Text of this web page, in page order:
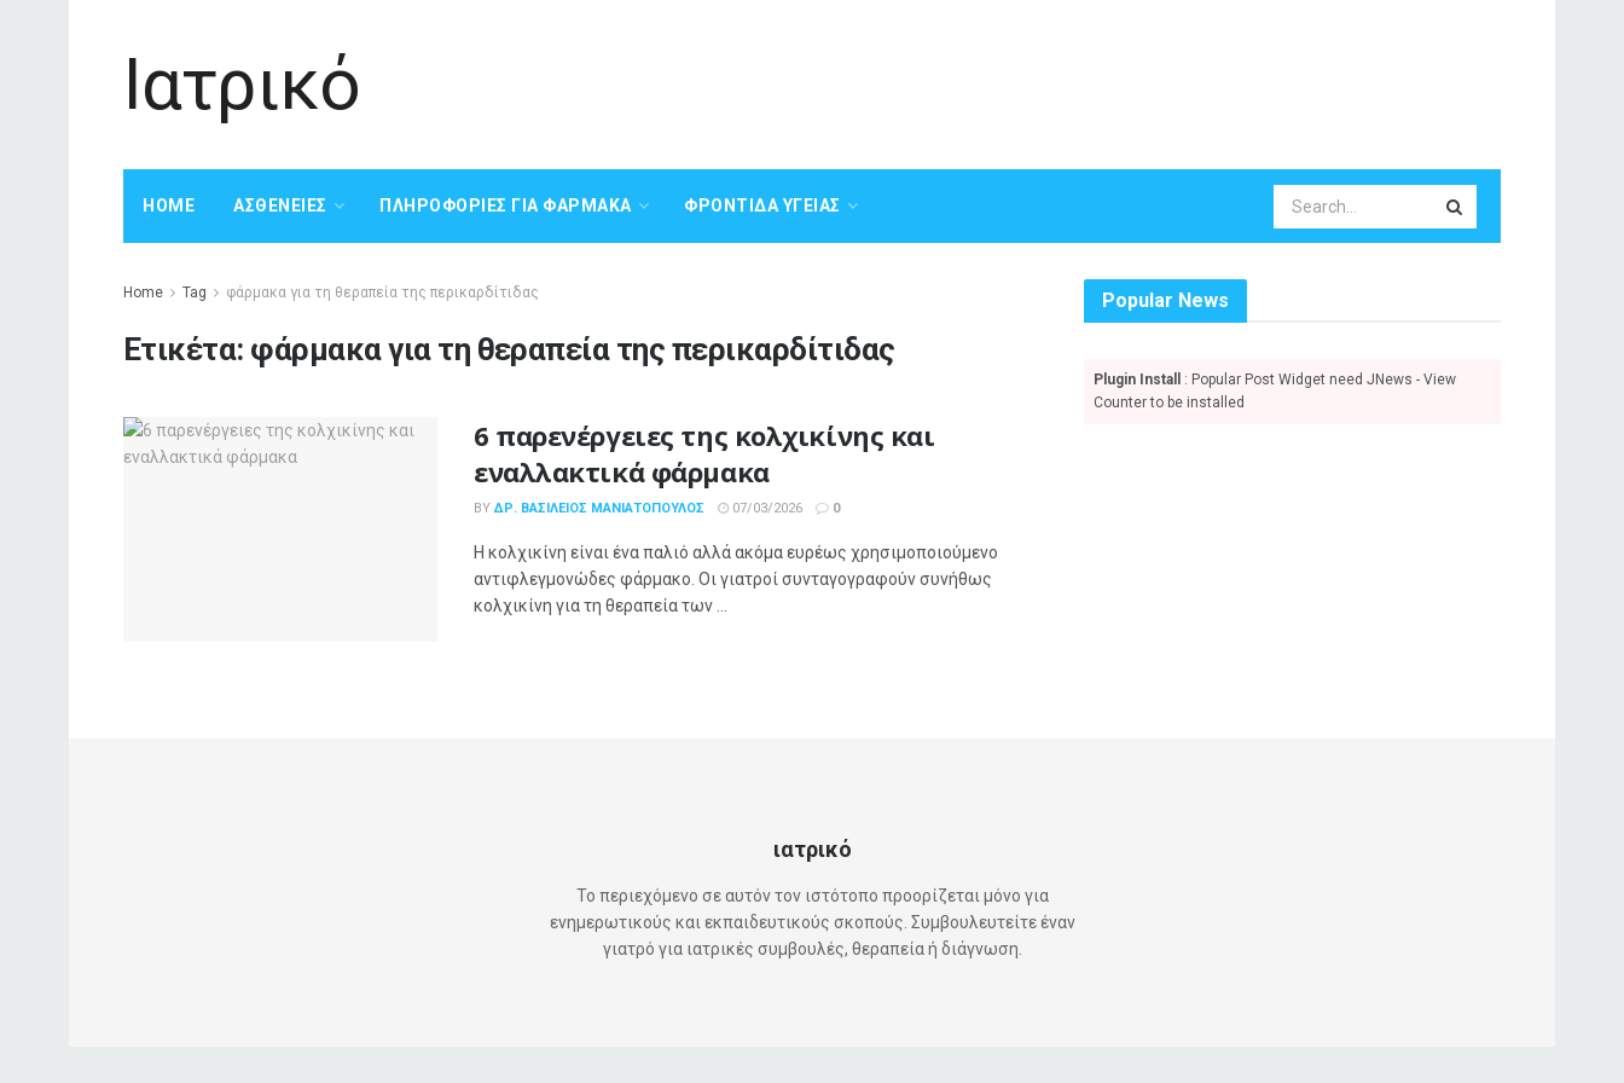
Ιατρικό
HOME ΑΣΘΈΝΕΙΕΣ ΠΛΗΡΟΦΟΡΊΕΣ ΓΙΑ ΦΆΡΜΑΚΑ ΦΡΟΝΤΊΔΑ ΥΓΕΊΑΣ
Home Tag φάρμακα για τη θεραπεία της περικαρδίτιδας
Ετικέτα: φάρμακα για τη θεραπεία της περικαρδίτιδας
6 παρενέργειες της κολχικίνης και
εναλλακτικά φάρμακα
BY ΔΡ. ΒΑΣΊΛΕΙΟΣ ΜΑΝΙΑΤΌΠΟΥΛΟΣ 07/03/2026 0
Η κολχικίνη είναι ένα παλιό αλλά ακόμα ευρέως χρησιμοποιούμενο
αντιφλεγμονώδες φάρμακο. Οι γιατροί συνταγογραφούν συνήθως
κολχικίνη για τη θεραπεία των ...
Popular News
Plugin Install
: Popular Post Widget need JNews - View
Counter to be installed
ιατρικό
Το περιεχόμενο σε αυτόν τον ιστότοπο προορίζεται μόνο για
ενημερωτικούς και εκπαιδευτικούς σκοπούς. Συμβουλευτείτε έναν
γιατρό για ιατρικές συμβουλές, θεραπεία ή διάγνωση.